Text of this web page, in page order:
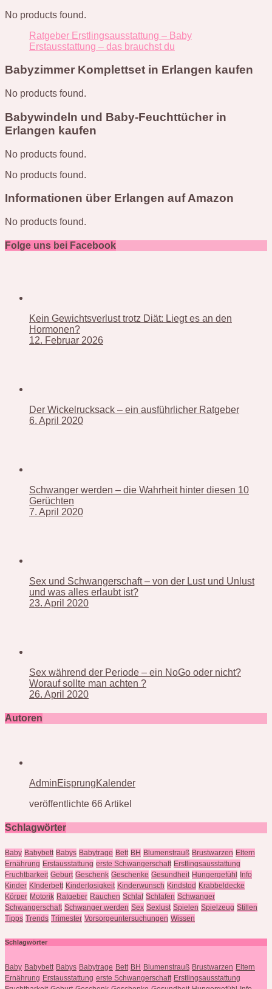
No products found.
Ratgeber Erstlingsausstattung – Baby
Erstausstattung – das brauchst du
Babyzimmer Komplettset in Erlangen kaufen
No products found.
Babywindeln und Baby-Feuchttücher in
Erlangen kaufen
No products found.
No products found.
Informationen über Erlangen auf Amazon
No products found.
Folge uns bei Facebook
Kein Gewichtsverlust trotz Diät: Liegt es an den
Hormonen?
12. Februar 2026
Der Wickelrucksack – ein ausführlicher Ratgeber
6. April 2020
Schwanger werden – die Wahrheit hinter diesen 10
Gerüchten
7. April 2020
Sex und Schwangerschaft – von der Lust und Unlust
und was alles erlaubt ist?
23. April 2020
Sex während der Periode – ein NoGo oder nicht?
Worauf sollte man achten ?
26. April 2020
Autoren
AdminEisprungKalender
veröffentlichte 66 Artikel
Schlagwörter
Baby Babybett Babys Babytrage Bett BH Blumenstrauß Brustwarzen Eltern
Ernährung Erstausstattung erste Schwangerschaft Erstlingsausstattung
Fruchtbarkeit Geburt Geschenk Geschenke Gesundheit Hungergefühl Info
Kinder KInderbett Kinderlosigkeit Kinderwunsch Kindstod Krabbeldecke
Körper Motorik Ratgeber Rauchen Schlaf Schlafen Schwanger
Schwangerschaft Schwanger werden Sex Sexlust Spielen Spielzeug Stillen
Tipps Trends Trimester Vorsorgeuntersuchungen Wissen
Schlagwörter
Baby Babybett Babys Babytrage Bett BH Blumenstrauß Brustwarzen Eltern
Ernährung Erstausstattung erste Schwangerschaft Erstlingsausstattung